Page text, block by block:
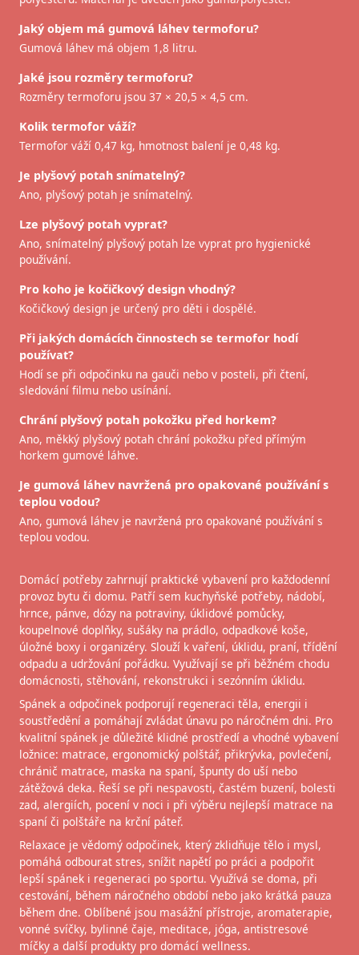
Jaký objem má gumová láhev termoforu?
Gumová láhev má objem 1,8 litru.
Jaké jsou rozměry termoforu?
Rozměry termoforu jsou 37 × 20,5 × 4,5 cm.
Kolik termofor váží?
Termofor váží 0,47 kg, hmotnost balení je 0,48 kg.
Je plyšový potah snímatelný?
Ano, plyšový potah je snímatelný.
Lze plyšový potah vyprat?
Ano, snímatelný plyšový potah lze vyprat pro hygienické
používání.
Pro koho je kočičkový design vhodný?
Kočičkový design je určený pro děti i dospělé.
Při jakých domácích činnostech se termofor hodí
používat?
Hodí se při odpočinku na gauči nebo v posteli, při čtení,
sledování filmu nebo usínání.
Chrání plyšový potah pokožku před horkem?
Ano, měkký plyšový potah chrání pokožku před přímým
horkem gumové láhve.
Je gumová láhev navržená pro opakované používání s
teplou vodou?
Ano, gumová láhev je navržená pro opakované používání s
teplou vodou.
Domácí potřeby zahrnují praktické vybavení pro každodenní
provoz bytu či domu. Patří sem kuchyňské potřeby, nádobí,
hrnce, pánve, dózy na potraviny, úklidové pomůcky,
koupelnové doplňky, sušáky na prádlo, odpadkové koše,
úložné boxy i organizéry. Slouží k vaření, úklidu, praní, třídění
odpadu a udržování pořádku. Využívají se při běžném chodu
domácnosti, stěhování, rekonstrukci i sezónním úklidu.
Spánek a odpočinek podporují regeneraci těla, energii i
soustředění a pomáhají zvládat únavu po náročném dni. Pro
kvalitní spánek je důležité klidné prostředí a vhodné vybavení
ložnice: matrace, ergonomický polštář, přikrývka, povlečení,
chránič matrace, maska na spaní, špunty do uší nebo
zátěžová deka. Řeší se při nespavosti, častém buzení, bolesti
zad, alergiích, pocení v noci i při výběru nejlepší matrace na
spaní či polštáře na krční páteř.
Relaxace je vědomý odpočinek, který zklidňuje tělo i mysl,
pomáhá odbourat stres, snížit napětí po práci a podpořit
lepší spánek i regeneraci po sportu. Využívá se doma, při
cestování, během náročného období nebo jako krátká pauza
během dne. Oblíbené jsou masážní přístroje, aromaterapie,
vonné svíčky, bylinné čaje, meditace, jóga, antistresové
míčky a další produkty pro domácí wellness.